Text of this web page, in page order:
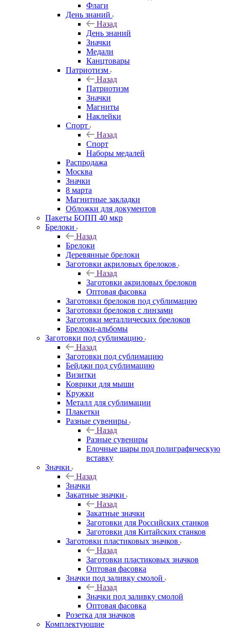
Флаги
День знаний
Назад
День знаний
Значки
Медали
Канцтовары
Патриотизм
Назад
Патриотизм
Значки
Магниты
Наклейки
Спорт
Назад
Спорт
Наборы медалей
Распродажа
Москва
Значки
8 марта
Магнитные закладки
Обложки для документов
Пакеты БОПП 40 мкр
Брелоки
Назад
Брелоки
Деревянные брелоки
Заготовки акриловых брелоков
Назад
Заготовки акриловых брелоков
Оптовая фасовка
Заготовки брелоков под сублимацию
Заготовки брелоков с линзами
Заготовки металлических брелоков
Брелоки-альбомы
Заготовки под сублимацию
Назад
Заготовки под сублимацию
Бейджи под сублимацию
Визитки
Коврики для мыши
Кружки
Металл для сублимации
Плакетки
Разные сувениры
Назад
Разные сувениры
Елочные шары под полиграфическую
вставку
Значки
Назад
Значки
Закатные значки
Назад
Закатные значки
Заготовки для Российских станков
Заготовки для Китайских станков
Заготовки пластиковых значков
Назад
Заготовки пластиковых значков
Оптовая фасовка
Значки под заливку смолой
Назад
Значки под заливку смолой
Оптовая фасовка
Розетка для значков
Комплектующие